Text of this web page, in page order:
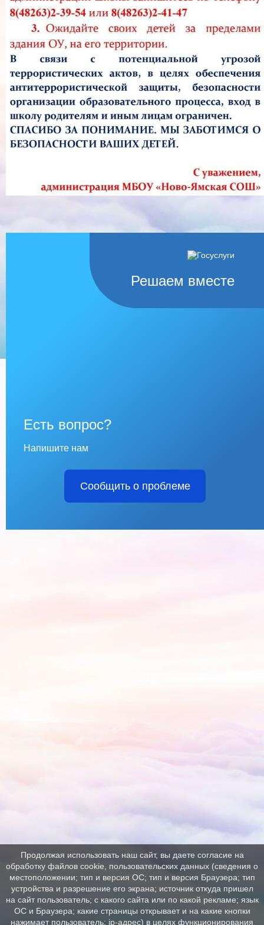
Решаем вместе
Есть вопрос?
Напишите нам
Сообщить о проблеме
Продолжая использовать наш сайт, вы даете согласие на
обработку файлов cookie, пользовательских данных (сведения о
местоположении; тип и версия ОС; тип и версия Браузера; тип
устройства и разрешение его экрана; источник откуда пришел
на сайт пользователь; с какого сайта или по какой рекламе; язык
ОС и Браузера; какие страницы открывает и на какие кнопки
нажимает пользователь; ip-адрес) в целях функционирования